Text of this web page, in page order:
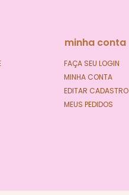
minha conta
FAÇA SEU LOGIN
MINHA CONTA
EDITAR CADASTRO
MEUS PEDIDOS